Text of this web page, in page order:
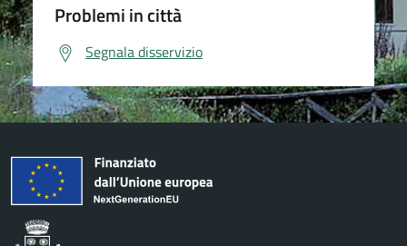
Problemi in città
Segnala disservizio